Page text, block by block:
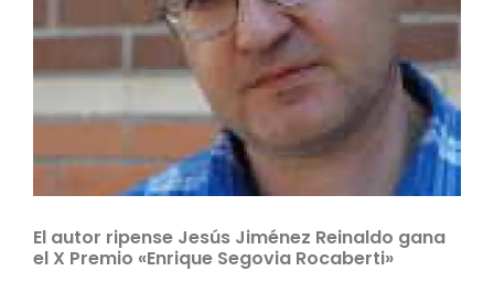
El autor ripense Jesús Jiménez Reinaldo gana
el X Premio «Enrique Segovia Rocaberti»